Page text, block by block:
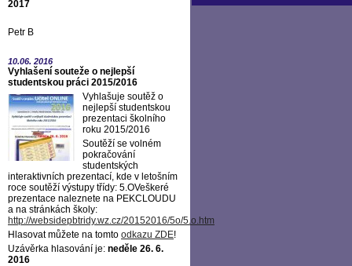
2017
Petr B
10.06. 2016
Vyhlašení souteže o nejlepší
studentskou práci 2015/2016
Vyhlašuje soutěž o
nejlepší studentskou
prezentaci školního
roku 2015/2016
Soutěží se volném
pokračování
studentských
interaktivních prezentací, kde v letošním
roce soutěží výstupy třídy: 5.OVeškeré
prezentace naleznete na PEKCLOUDU
a na stránkách školy:
http://websidepbtridy.wz.cz/20152016/5o/5.o.htm
Hlasovat můžete na tomto odkazu ZDE!
Uzávěrka hlasování je: neděle 26. 6.
2016